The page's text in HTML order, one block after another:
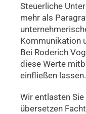
Steuerliche
mehr als
Kommunikation
Bei Roderich
diese Werte
einfließen lassen.
Wir entlasten
übersetzen